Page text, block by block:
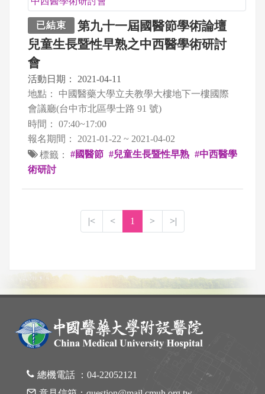
已結束
第九十一屆國醫節學術論壇
兒童生長暨性早熟之中西醫學術研討
會
活動日期：
2021-04-11
地點：
中國醫藥大學立夫教學大樓地下一樓國際
會議廳(台中市北區學士路 91 號)
時間：
07:40~17:00
報名期間：
2021-01-22 ~ 2021-04-02
標籤：
#國醫節 #兒童生長暨性早熟 #中西醫學
術研討
|< < 1 > >|
總機電話 ： 04-22052121